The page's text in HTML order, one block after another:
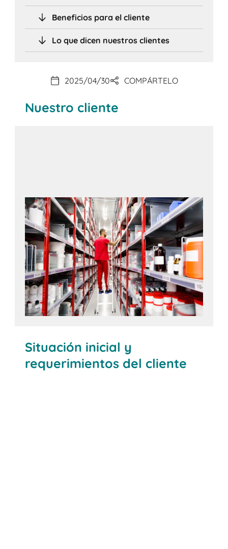
Beneficios para el cliente
Lo que dicen nuestros clientes
2025/04/30 COMPÁRTELO
Nuestro cliente
Situación inicial y
requerimientos del cliente